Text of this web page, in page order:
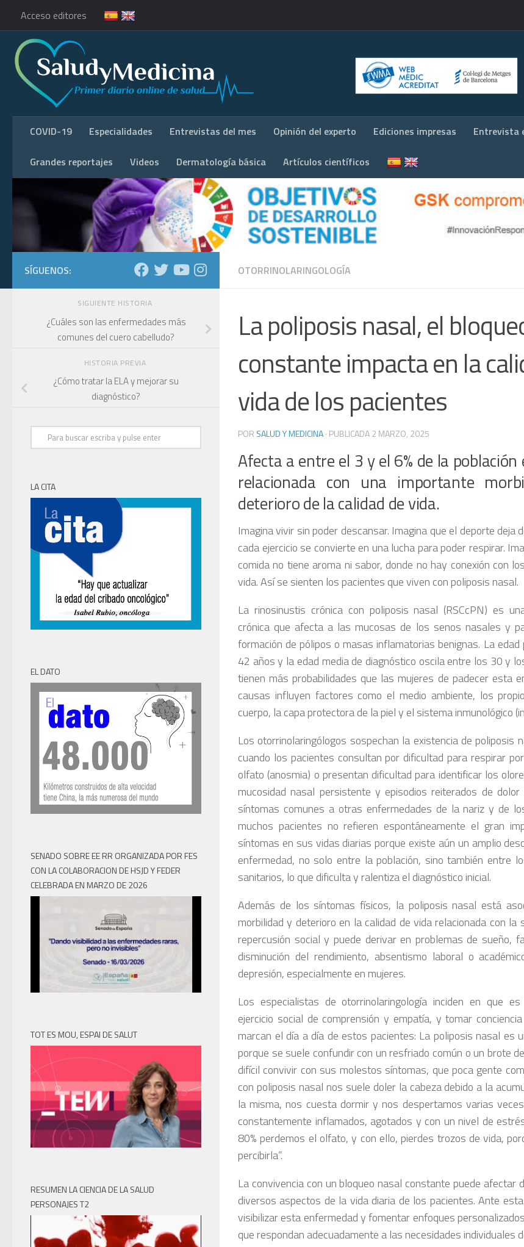
Acceso editores
COVID-19 Especialidades Entrevistas del mes Opinión del experto Ediciones impresas Entrevista
Grandes reportajes Videos Dermatología básica Artículos científicos
OTORRINOLARINGOLOGÍA
La poliposis nasal, el
constante impacta en la
vida de los pacientes
POR SALUD Y MEDICINA· PUBLICADA2 MARZO, 2025
Afecta a entre el 3 y el 6% de la
relacionada con una importante
deterioro de la calidad de vida.
Imagina vivir sin poder descansar. Imagina que el deporte deja
cada ejercicio se convierte en una lucha para poder respirar.
comida no tiene aroma ni sabor, donde no hay conexión con
vida. Así se sienten los pacientes que viven con poliposis nasal.
La rinosinustis crónica con poliposis nasal (RSCcPN) es
crónica que afecta a las mucosas de los senos nasales y
formación de pólipos o masas inflamatorias benignas. La edad
42 años y la edad media de diagnóstico oscila entre los 30 y
tienen más probabilidades que las mujeres de padecer esta
causas influyen factores como el medio ambiente, los
cuerpo, la capa protectora de la piel y el sistema inmunológico
Los otorrinolaringólogos sospechan la existencia de poliposis
cuando los pacientes consultan por dificultad para respirar
olfato (anosmia) o presentan dificultad para identificar los
mucosidad nasal persistente y episodios reiterados de
síntomas comunes a otras enfermedades de la nariz y de
muchos pacientes no refieren espontáneamente el gran
síntomas en sus vidas diarias porque existe aún un amplio
enfermedad, no solo entre la población, sino también entre
sanitarios, lo que dificulta y ralentiza el diagnóstico inicial.
Además de los síntomas físicos, la poliposis nasal está
morbilidad y deterioro en la calidad de vida relacionada con la
repercusión social y puede derivar en problemas de sueño,
disminución del rendimiento, absentismo laboral o
depresión, especialmente en mujeres.
Los especialistas de otorrinolaringología inciden en que
ejercicio social de comprensión y empatía, y tomar
marcan el día a día de estos pacientes: La poliposis nasal es
porque se suele confundir con un resfriado común o un brote
difícil convivir con sus molestos síntomas, que poca gente
con poliposis nasal nos suele doler la cabeza debido a la
la misma, nos cuesta dormir y nos despertamos varias
constantemente inflamados, agotados y con un nivel de
80% perdemos el olfato, y con ello, pierdes trozos de vida,
percibirla”.
La convivencia con un bloqueo nasal constante puede afectar
diversos aspectos de la vida diaria de los pacientes. Ante
visibilizar esta enfermedad y fomentar enfoques
que respondan adecuadamente a las necesidades individuales
SÍGUENOS:
SIGUIENTE HISTORIA
¿Cuáles son las enfermedades más
comunes del cuero cabelludo?
HISTORIA PREVIA
¿Cómo tratar la ELA y mejorar su
diagnóstico?
LA CITA
EL DATO
SENADO SOBRE EE RR ORGANIZADA POR FES
CON LA COLABORACION DE HSJD Y FEDER
CELEBRADA EN MARZO DE 2026
TOT ES MOU, ESPAI DE SALUT
RESUMEN LA CIENCIA DE LA SALUD
PERSONAJES T2